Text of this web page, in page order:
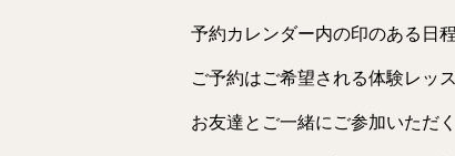
予約カレンダー内の印のある日
ご予約はご希望される体験レッ
お友達とご一緒にご参加いただ